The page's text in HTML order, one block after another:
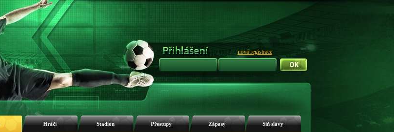
nová registrace
Hráči Stadion Přestupy Zápasy Síň slávy